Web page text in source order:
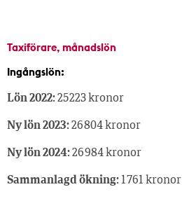
Taxiförare, månadslön
Ingångslön:
Lön 2022:25 223 kronor
Ny lön 2023:26 804 kronor
Ny lön 2024:26 984 kronor
Sammanlagd ökning:1 761 kronor